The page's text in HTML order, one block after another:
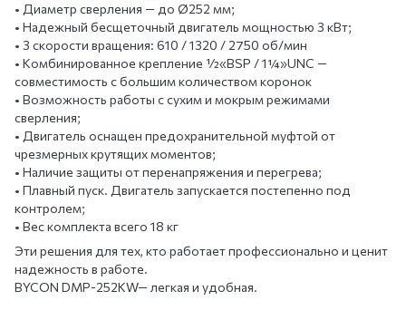
• Диаметр сверления — до Ø252 мм;
• Надежный бесщеточный двигатель мощностью 3 кВт;
• 3 скорости вращения: 610 / 1320 / 2750 об/мин
• Комбинированное крепление ½«BSP / 1¼»UNC —
совместимость с большим количеством коронок
• Возможность работы с сухим и мокрым режимами
сверления;
• Двигатель оснащен предохранительной муфтой от
чрезмерных крутящих моментов;
• Наличие защиты от перенапряжения и перегрева;
• Плавный пуск. Двигатель запускается постепенно под
контролем;
• Вес комплекта всего 18 кг
Эти решения для тех, кто работает профессионально и ценит
надежность в работе.
BYCON DMP-252KW— легкая и удобная.